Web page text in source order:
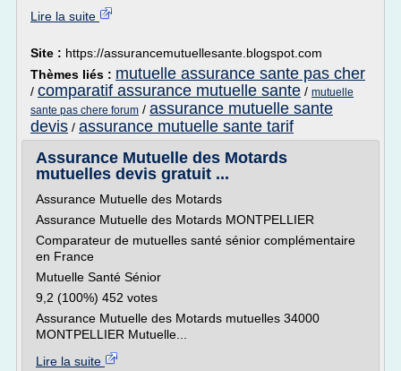
Lire la suite
Site : https://assurancemutuellesante.blogspot.com
Thèmes liés : mutuelle assurance sante pas cher
/ comparatif assurance mutuelle sante / mutuelle
sante pas chere forum / assurance mutuelle sante
devis / assurance mutuelle sante tarif
Assurance Mutuelle des Motards
mutuelles devis gratuit ...
Assurance Mutuelle des Motards
Assurance Mutuelle des Motards MONTPELLIER
Comparateur de mutuelles santé sénior complémentaire
en France
Mutuelle Santé Sénior
9,2 (100%) 452 votes
Assurance Mutuelle des Motards mutuelles 34000
MONTPELLIER Mutuelle...
Lire la suite